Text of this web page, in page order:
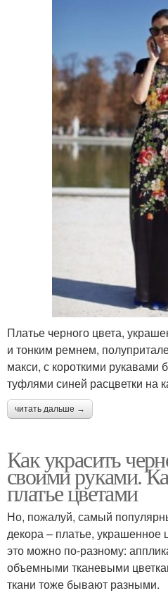
Платье черного цвета,
и тонким ремнем,
макси, с короткими рукавами
туфлями синей расцветки на
читать дальше →
Как украсить
своими руками.
платье цветами
Но, пожалуй, самый
декора – платье, украшенное
это можно по-разному:
объемными тканевыми
ткани тоже бывают разными.